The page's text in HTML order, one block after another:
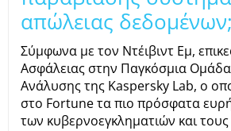
απώλειας δεδομένων;
Σύμφωνα με τον Ντέιβιντ Εµ,
Ασφάλειας στην Παγκόσµια
Ανάλυσης της Kaspersky Lab, ο
στο Fortune τα πιο πρόσφατα
των κυβερνοεγκληµατιών και